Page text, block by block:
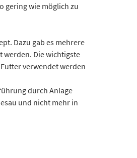
gering wie möglich zu
Dazu gab es mehrere
werden. Die wichtigste
verwendet werden
durch Anlage
und nicht mehr in